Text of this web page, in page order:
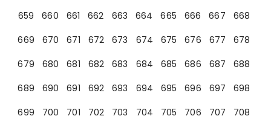
659
660 661 662 663 664 665 666 667
668
669
670 671 672 673 674 675 676 677
678
679
680 681 682 683 684 685 686 687
688
689
690 691 692 693 694 695 696 697
698
699
700 701 702 703 704 705 706 707
708